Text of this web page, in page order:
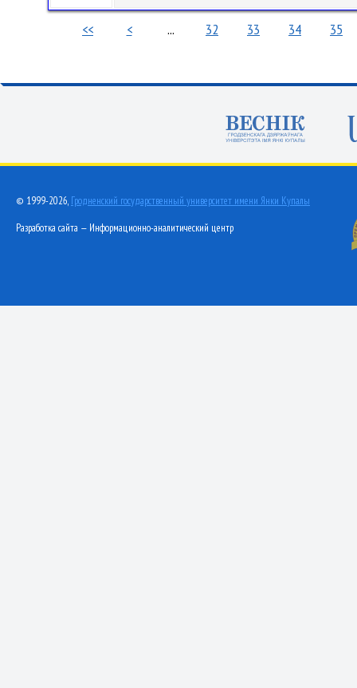
<< < ... 32 33 34 35
© 1999-2026, Гродненский государственный университет имени Янки Купалы
Разработка сайта — Информационно-аналитический центр